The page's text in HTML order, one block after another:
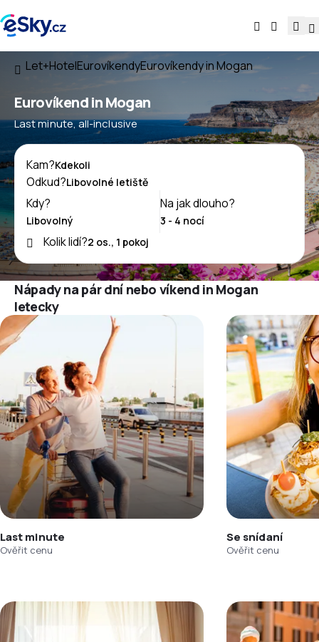
Let+HotelEurovíkendyEurovíkendy in Mogan
Eurovíkend in Mogan
Last minute, all-inclusive
Kam?
Odkud?
Kdy?
Na jak dlouho?
Kolik lidí?
Nápady na pár dní nebo víkend in Mogan
letecky
Last minute
Ověřit cenu
Se snídaní
Ověřit cenu